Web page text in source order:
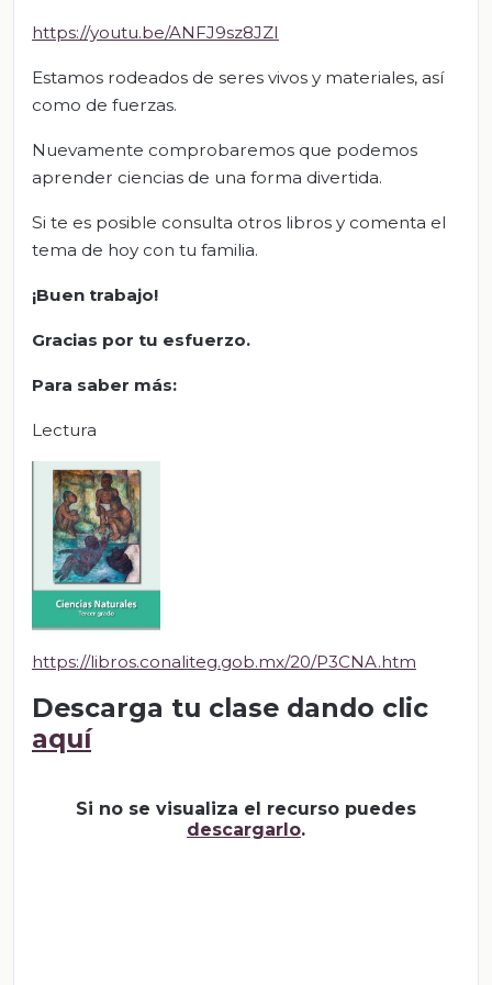
https://youtu.be/ANFJ9sz8JZI
Estamos rodeados de seres vivos y materiales, así
como de fuerzas.
Nuevamente comprobaremos que podemos
aprender ciencias de una forma divertida.
Si te es posible consulta otros libros y comenta el
tema de hoy con tu familia.
¡Buen trabajo!
Gracias por tu esfuerzo.
Para saber más:
Lectura
https://libros.conaliteg.gob.mx/20/P3CNA.htm
Descarga tu clase dando clic
aquí
Si no se visualiza el recurso puedes
descargarlo.